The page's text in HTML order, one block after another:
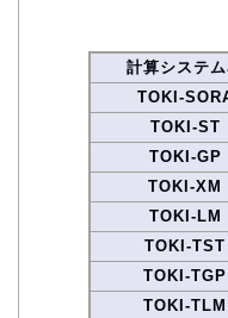
計算システム
TOKI-
TOKI-ST
TOKI-GP
TOKI-XM
TOKI-LM
TOKI-TST
TOKI-TGP
TOKI-TLM